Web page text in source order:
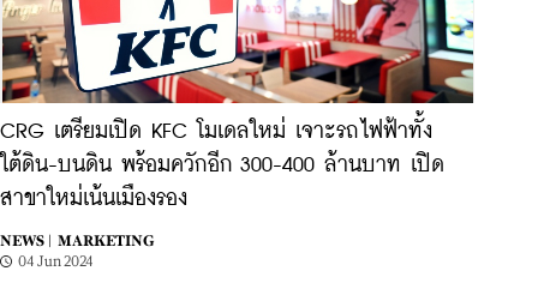
CRG เตรียมเปิด KFC โมเดลใหม่ เจาะรถไฟฟ้าทั้ง
ใต้ดิน-บนดิน พร้อมควักอีก 300-400 ล้านบาท เปิด
สาขาใหม่เน้นเมืองรอง
NEWS |
MARKETING
04 Jun 2024